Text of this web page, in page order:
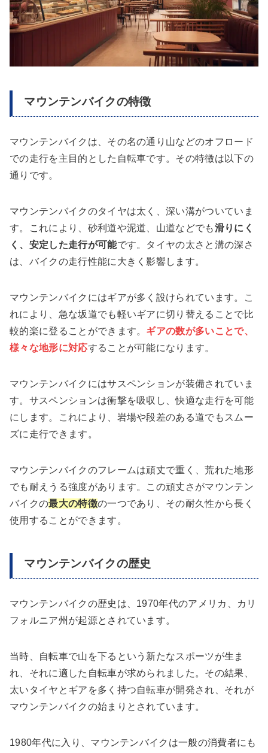
マウンテンバイクの特徴
マウンテンバイクは、その名の通り山などのオフロード
での走行を主目的とした自転車です。その特徴は以下の
通りです。
マウンテンバイクのタイヤは太く、深い溝がついていま
す。これにより、砂利道や泥道、山道などでも滑りにく
く、安定した走行が可能です。タイヤの太さと溝の深さ
は、バイクの走行性能に大きく影響します。
マウンテンバイクにはギアが多く設けられています。こ
れにより、急な坂道でも軽いギアに切り替えることで比
較的楽に登ることができます。 ギアの数が多いことで、
様々な地形に対応することが可能になります。
マウンテンバイクにはサスペンションが装備されていま
す。サスペンションは衝撃を吸収し、快適な走行を可能
にします。これにより、岩場や段差のある道でもスムー
ズに走行できます。
マウンテンバイクのフレームは頑丈で重く、荒れた地形
でも耐えうる強度があります。この頑丈さがマウンテン
バイクの最大の特徴の一つであり、その耐久性から長く
使用することができます。
マウンテンバイクの歴史
マウンテンバイクの歴史は、1970年代のアメリカ、カリ
フォルニア州が起源とされています。
当時、自転車で山を下るという新たなスポーツが生ま
れ、それに適した自転車が求められました。その結果、
太いタイヤとギアを多く持つ自転車が開発され、それが
マウンテンバイクの始まりとされています。
1980年代に入り、マウンテンバイクは一般の消費者にも